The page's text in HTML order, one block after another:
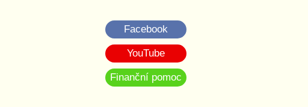
Facebook
YouTube
Finanční pomoc